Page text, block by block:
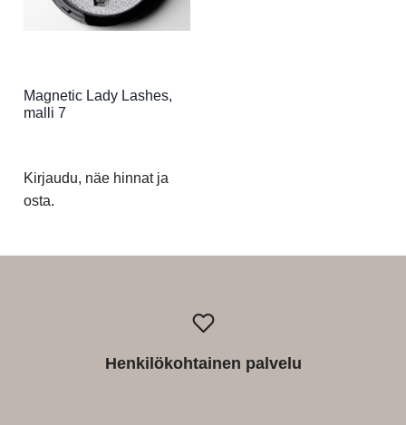
Magnetic Lady Lashes,
malli 7
Kirjaudu, näe hinnat ja
osta.
Henkilökohtainen palvelu